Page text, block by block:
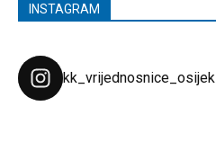
INSTAGRAM
kk_vrijednosnice_osijek